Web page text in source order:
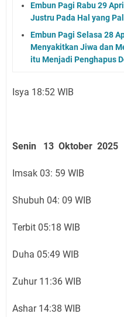
Embun Pagi Rabu 29
Justru Pada Hal yang
Embun Pagi Selasa 28
Menyakitkan Jiwa dan
itu Menjadi Penghapus
Isya 18:52 WIB
Senin 13 Oktober 2025
Imsak 03: 59 WIB
Shubuh 04: 09 WIB
Terbit 05:18 WIB
Duha 05:49 WIB
Zuhur 11:36 WIB
Ashar 14:38 WIB